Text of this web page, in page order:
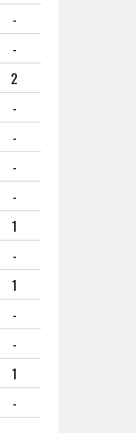
-
-
2
-
-
-
-
1
-
1
-
-
1
-